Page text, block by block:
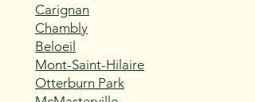
Carignan
Chambly
Beloeil
Mont-Saint-Hilaire
Otterburn Park